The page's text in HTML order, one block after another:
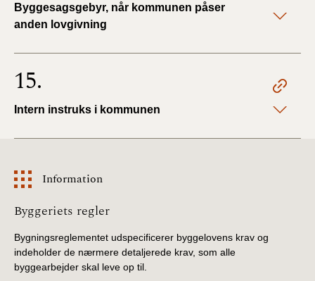
Byggesagsgebyr, når kommunen påser
anden lovgivning
15.
Intern instruks i kommunen
Information
Information
Byggeriets regler
Bygningsreglementet udspecificerer byggelovens krav og
indeholder de nærmere detaljerede krav, som alle
byggearbejder skal leve op til.